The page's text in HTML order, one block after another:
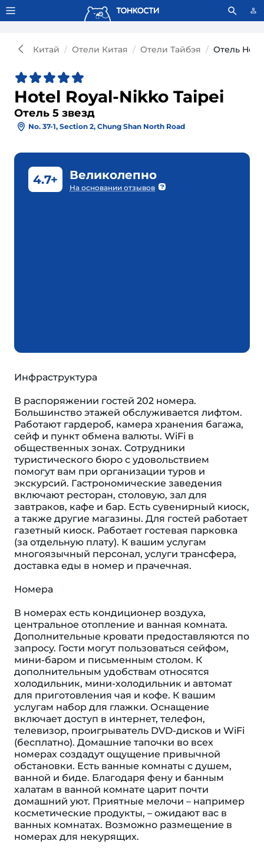
Тонкости используют сookie-файлы. Что это значит?
Китай Отели Китая Отели Тайбэя Отель
Hotel Royal-Nikko Taipei
Отель 5 звезд
No. 37-1, Section 2, Chung Shan North Road
4.7+ Великолепно
На основании отзывов
Инфраструктура
В распоряжении гостей 202 номера.
Большинство этажей обслуживается лифтом.
Работают гардероб, камера хранения багажа,
сейф и пункт обмена валюты. WiFi в
общественных зонах. Сотрудники
туристического бюро с удовольствием
помогут вам при организации туров и
экскурсий. Гастрономические заведения
включают ресторан, столовую, зал для
завтраков, кафе и бар. Есть сувенирный киоск,
а также другие магазины. Для гостей работает
газетный киоск. Работает гостевая парковка
(за отдельную плату). К вашим услугам
многоязычный персонал, услуги трансфера,
доставка еды в номер и прачечная.
Номера
В номерах есть кондиционер воздуха,
центральное отопление и ванная комната.
Дополнительные кровати предоставляются по
запросу. Гости могут пользоваться сейфом,
мини-баром и письменным столом. К
дополнительным удобствам относятся
холодильник, мини-холодильник и автомат
для приготовления чая и кофе. К вашим
услугам набор для глажки. Оснащение
включает доступ в интернет, телефон,
телевизор, проигрыватель DVD-дисков и WiFi
(бесплатно). Домашние тапочки во всех
номерах создадут ощущение привычной
обстановки. Есть ванные комнаты с душем,
ванной и биде. Благодаря фену и банным
халатам в ванной комнате царит почти
домашний уют. Приятные мелочи – например
косметические продукты, – ожидают вас в
ванных комнатах. Возможно размещение в
номерах для некурящих.